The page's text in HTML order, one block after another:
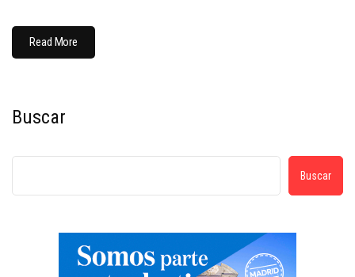
Read More
Buscar
Buscar